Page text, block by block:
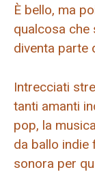
È bello, ma
qualcosa che
diventa parte
Intrecciati
tanti amanti
pop, la
da ballo indie
sonora per